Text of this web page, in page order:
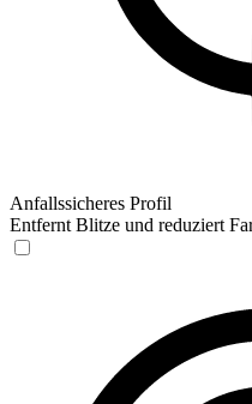
Anfallssicheres Profil
Entfernt Blitze und reduziert